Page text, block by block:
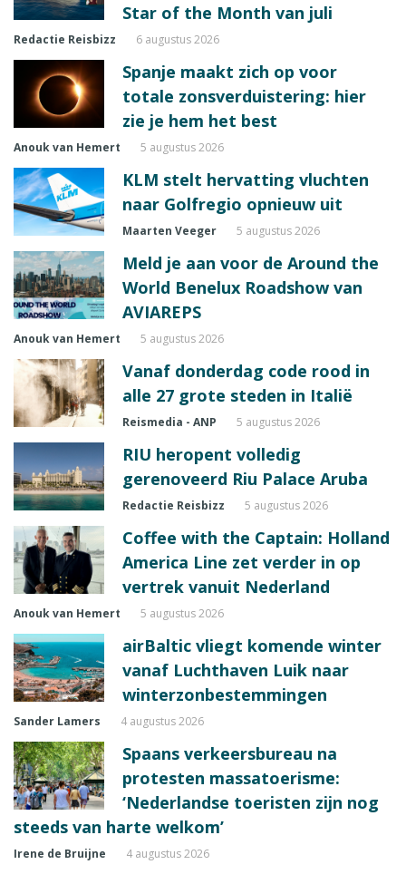
Star of the Month van juli
Redactie Reisbizz 6 augustus 2026
Spanje maakt zich op voor
totale zonsverduistering: hier
zie je hem het best
Anouk van Hemert 5 augustus 2026
KLM stelt hervatting vluchten
naar Golfregio opnieuw uit
Maarten Veeger 5 augustus 2026
Meld je aan voor de Around the
World Benelux Roadshow van
AVIAREPS
Anouk van Hemert 5 augustus 2026
Vanaf donderdag code rood in
alle 27 grote steden in Italië
Reismedia - ANP 5 augustus 2026
RIU heropent volledig
gerenoveerd Riu Palace Aruba
Redactie Reisbizz 5 augustus 2026
Coffee with the Captain: Holland
America Line zet verder in op
vertrek vanuit Nederland
Anouk van Hemert 5 augustus 2026
airBaltic vliegt komende winter
vanaf Luchthaven Luik naar
winterzonbestemmingen
Sander Lamers 4 augustus 2026
Spaans verkeersbureau na
protesten massatoerisme:
‘Nederlandse toeristen zijn nog
steeds van harte welkom’
Irene de Bruijne 4 augustus 2026